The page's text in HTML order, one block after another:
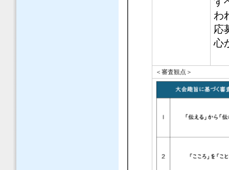
わ
応
心
＜審査観点＞